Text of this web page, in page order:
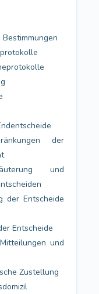
der
und
der Entscheide
Entscheide
und
Zustellung